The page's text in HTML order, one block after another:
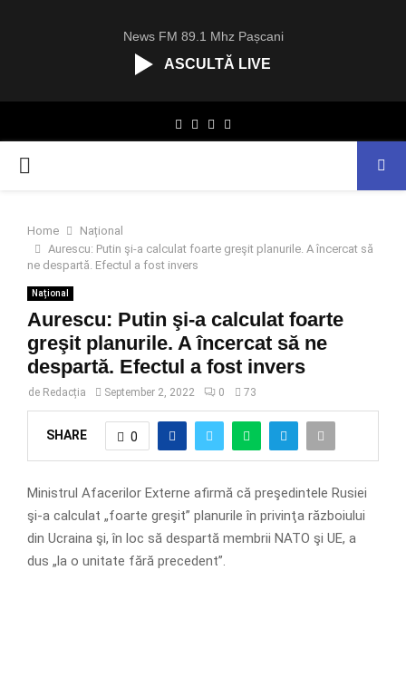
News FM 89.1 Mhz Pașcani
ASCULTĂ LIVE
Facebook
TwitterInstagram
PRIMARY
Home
Național
Aurescu: Putin şi-a calculat foarte greşit planurile. A încercat să
ne despartă. Efectul a fost invers
Național
Aurescu: Putin şi-a calculat foarte
greşit planurile. A încercat să ne
despartă. Efectul a fost invers
de Redacția September 2, 2022 0 73
SHARE 0
Ministrul Afacerilor Externe afirmă că preşedintele Rusiei
şi-a calculat „foarte greşit” planurile în privinţa războiului
din Ucraina şi, în loc să despartă membrii NATO şi UE, a
dus „la o unitate fără precedent”.